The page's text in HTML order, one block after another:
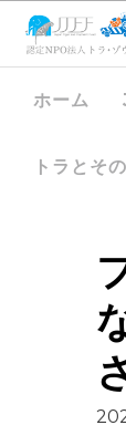
ホーム
トラとそ